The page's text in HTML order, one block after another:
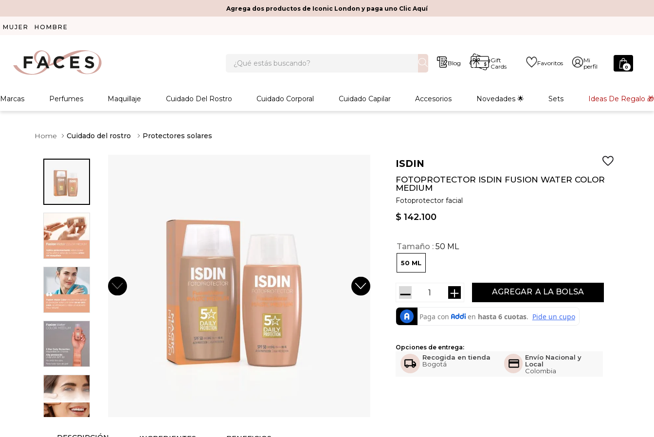
Agrega dos productos de Iconic London y paga uno Clic Aquí
MUJER HOMBRE
Blog
Gift
Cards
Favoritos
Mi
perfil
0
Marcas Perfumes Maquillaje Cuidado Del Rostro Cuidado Corporal Cuidado Capilar Accesorios Novedades 🌟 Sets Ideas De Regalo 🎁
Cuidado del rostro Protectores solares
ISDIN
FOTOPROTECTOR ISDIN FUSION WATER COLOR
MEDIUM
Fotoprotector facial
$ 142.100
Tamaño 50 ML
50 ML
AGREGAR
＋
－
Opciones de entrega:
Recogida en tienda
Bogotá
Envío Nacional y
Local
Colombia